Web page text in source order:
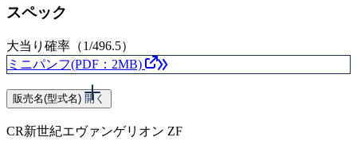
スペック
大当り確率（1/496.5）
ミニパンフ(PDF：2MB)
販売名(型式名) 開く
CR新世紀エヴァンゲリオン ZF